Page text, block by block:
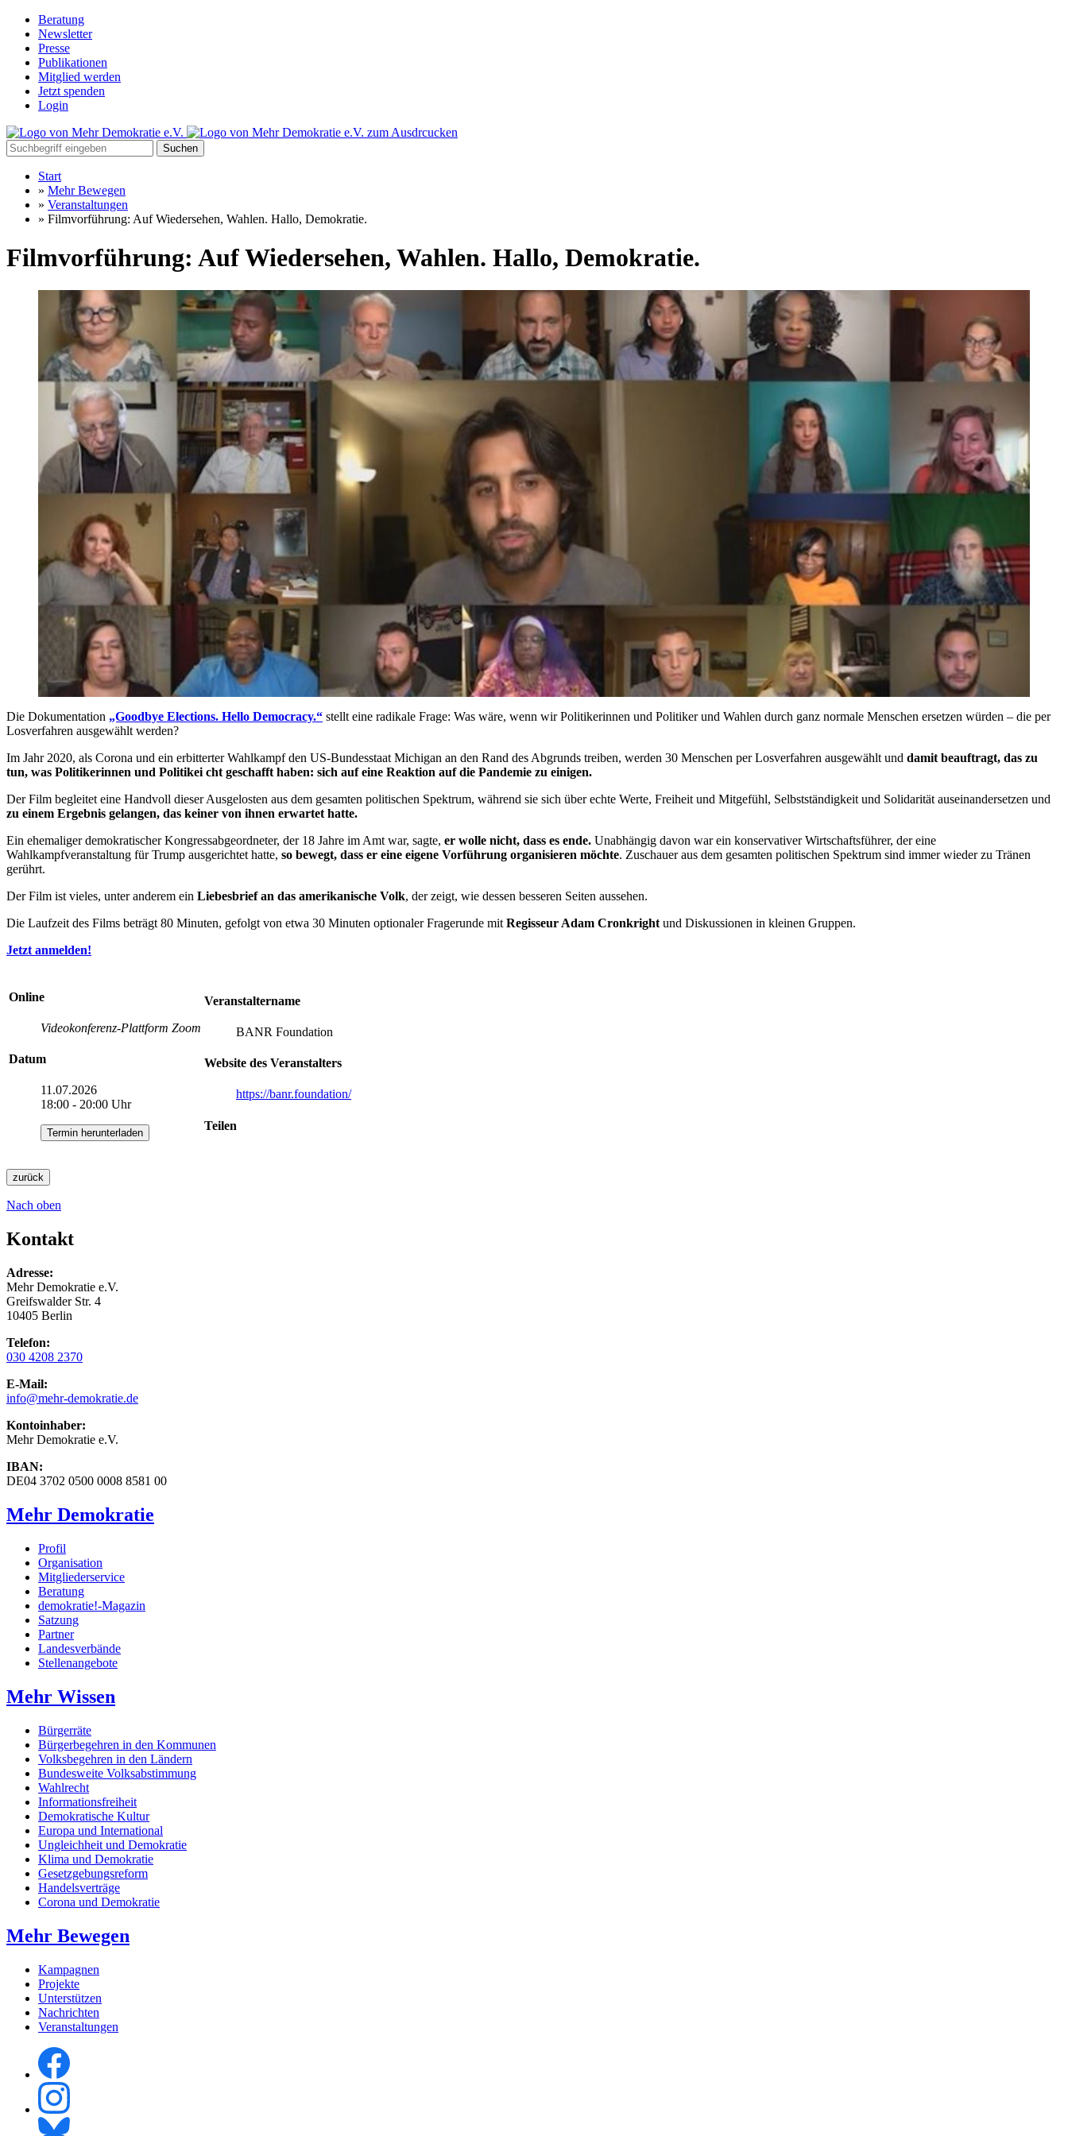
Beratung
Newsletter
Presse
Publikationen
Mitglied werden
Jetzt spenden
Login
Suchen
Start
» Mehr Bewegen
» Veranstaltungen
» Filmvorführung: Auf Wiedersehen, Wahlen. Hallo, Demokratie.
Filmvorführung: Auf Wiedersehen, Wahlen. Hallo, Demokratie.
Die Dokumentation „Goodbye Elections. Hello Democracy.“ stellt eine radikale Frage: Was wäre, wenn wir Politikerinnen und Politiker und Wahlen durch ganz normale Menschen ersetzen würden – die per
Losverfahren ausgewählt werden?
Im Jahr 2020, als Corona und ein erbitterter Wahlkampf den US-Bundesstaat Michigan an den Rand des Abgrunds treiben, werden 30 Menschen per Losverfahren ausgewählt und damit beauftragt, das zu
tun, was Politikerinnen und Politikei cht geschafft haben: sich auf eine Reaktion auf die Pandemie zu einigen.
Der Film begleitet eine Handvoll dieser Ausgelosten aus dem gesamten politischen Spektrum, während sie sich über echte Werte, Freiheit und Mitgefühl, Selbstständigkeit und Solidarität auseinandersetzen und
zu einem Ergebnis gelangen, das keiner von ihnen erwartet hatte.
Ein ehemaliger demokratischer Kongressabgeordneter, der 18 Jahre im Amt war, sagte, er wolle nicht, dass es ende. Unabhängig davon war ein konservativer Wirtschaftsführer, der eine
Wahlkampfveranstaltung für Trump ausgerichtet hatte, so bewegt, dass er eine eigene Vorführung organisieren möchte. Zuschauer aus dem gesamten politischen Spektrum sind immer wieder zu Tränen
gerührt.
Der Film ist vieles, unter anderem ein Liebesbrief an das amerikanische Volk, der zeigt, wie dessen besseren Seiten aussehen.
Die Laufzeit des Films beträgt 80 Minuten, gefolgt von etwa 30 Minuten optionaler Fragerunde mit Regisseur Adam Cronkright und Diskussionen in kleinen Gruppen.
Jetzt anmelden!
Online
Videokonferenz-Plattform Zoom
Datum
11.07.2026
18:00 - 20:00 Uhr
Termin herunterladen
Veranstaltername
BANR Foundation
Website des Veranstalters
https://banr.foundation/
Teilen
zurück
Nach oben
Kontakt
Adresse:
Mehr Demokratie e.V.
Greifswalder Str. 4
10405 Berlin
Telefon:
030 4208 2370
E-Mail:
info@mehr-demokratie.de
Kontoinhaber:
Mehr Demokratie e.V.
IBAN:
DE04 3702 0500 0008 8581 00
Mehr Demokratie
Profil
Organisation
Mitgliederservice
Beratung
demokratie!-Magazin
Satzung
Partner
Landesverbände
Stellenangebote
Mehr Wissen
Bürgerräte
Bürgerbegehren in den Kommunen
Volksbegehren in den Ländern
Bundesweite Volksabstimmung
Wahlrecht
Informationsfreiheit
Demokratische Kultur
Europa und International
Ungleichheit und Demokratie
Klima und Demokratie
Gesetzgebungsreform
Handelsverträge
Corona und Demokratie
Mehr Bewegen
Kampagnen
Projekte
Unterstützen
Nachrichten
Veranstaltungen